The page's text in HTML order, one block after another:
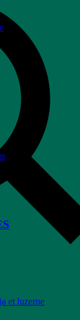
et luzerne